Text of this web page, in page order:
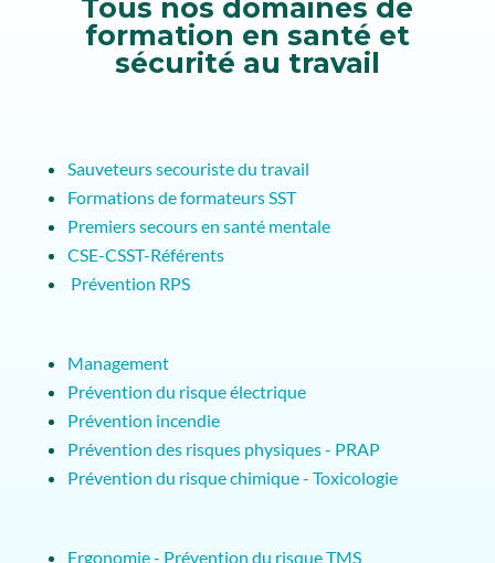
Tous nos domaines de
formation en santé et
sécurité au travail
Sauveteurs secouriste du travail
Formations de formateurs SST
Premiers secours en santé mentale
CSE-CSST-Référents
Prévention RPS
Management
Prévention du risque électrique
Prévention incendie
Prévention des risques physiques - PRAP
Prévention du risque chimique - Toxicologie
Ergonomie - Prévention du risque TMS